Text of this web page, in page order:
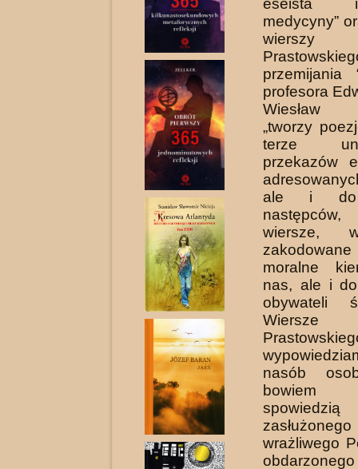
eseista
medycyny”
wier­szy
przemijania
profe­sora
Wiesław
„tworzy
terze
przekazów
ale i do
wiersze,
moralne
nas, ale i
obywateli
Wiersze
nasób
bowiem
wrażliwego